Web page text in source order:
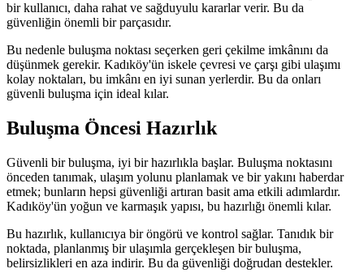
bir kullanıcı, daha rahat ve sağduyulu kararlar verir. Bu da
güvenliğin önemli bir parçasıdır.
Bu nedenle buluşma noktası seçerken geri çekilme imkânını da
düşünmek gerekir. Kadıköy'ün iskele çevresi ve çarşı gibi ulaşımı
kolay noktaları, bu imkânı en iyi sunan yerlerdir. Bu da onları
güvenli buluşma için ideal kılar.
Buluşma Öncesi Hazırlık
Güvenli bir buluşma, iyi bir hazırlıkla başlar. Buluşma noktasını
önceden tanımak, ulaşım yolunu planlamak ve bir yakını haberdar
etmek; bunların hepsi güvenliği artıran basit ama etkili adımlardır.
Kadıköy'ün yoğun ve karmaşık yapısı, bu hazırlığı önemli kılar.
Bu hazırlık, kullanıcıya bir öngörü ve kontrol sağlar. Tanıdık bir
noktada, planlanmış bir ulaşımla gerçekleşen bir buluşma,
belirsizlikleri en aza indirir. Bu da güvenliği doğrudan destekler.